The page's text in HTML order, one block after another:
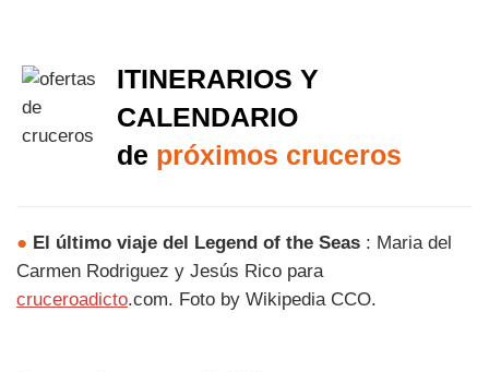
ITINERARIOS Y
CALENDARIO
de próximos cruceros
● El último viaje del Legend of the Seas : Maria del
Carmen Rodriguez y Jesús Rico para
cruceroadicto.com. Foto by Wikipedia CCO.